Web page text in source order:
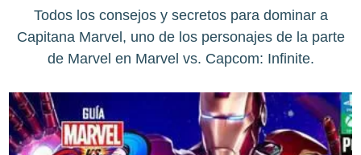
Todos los consejos y secretos para dominar a
Capitana Marvel, uno de los personajes de la parte
de Marvel en Marvel vs. Capcom: Infinite.